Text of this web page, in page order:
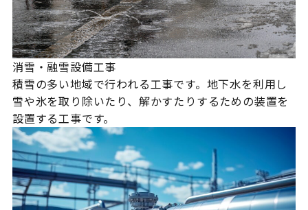
消雪・融雪設備工事
積雪の多い地域で行われる工事です。地下水を利用し
雪や氷を取り除いたり、解かすたりするための装置を
設置する工事です。